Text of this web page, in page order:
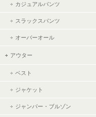
カジュアルパンツ
スラックスパンツ
オーバーオール
アウター
ベスト
ジャケット
ジャンパー・ブルゾン